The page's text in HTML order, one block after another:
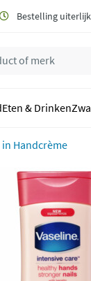
Bestelling uiterlijk
Eten & Drinken
Handcrème